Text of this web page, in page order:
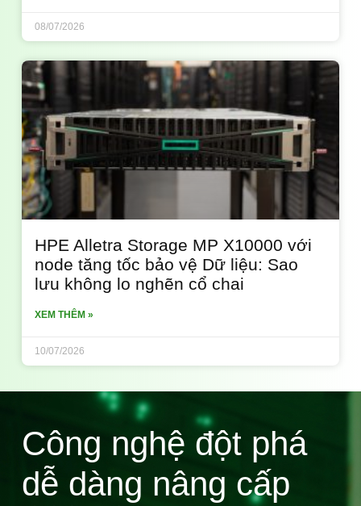
08/07/2026
HPE Alletra Storage MP X10000 với
node tăng tốc bảo vệ Dữ liệu: Sao
lưu không lo nghẽn cổ chai
XEM THÊM »
10/07/2026
Công nghệ đột phá
dễ dàng nâng cấp